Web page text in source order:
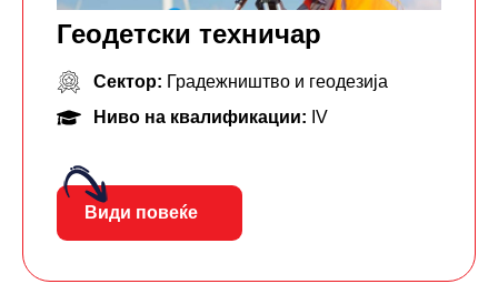
Геодетски техничар
Сектор: Градежништво и геодезија
Ниво на квалификации: IV
Види повеќе